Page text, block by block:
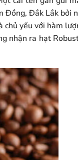
Đồng, Đắk Lắk bởi
yếu với hàm
nhận ra hạt